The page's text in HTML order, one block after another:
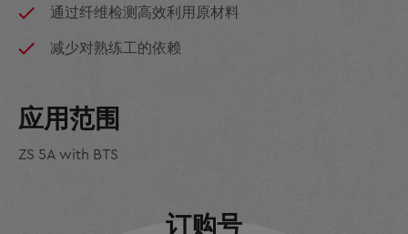
通过纤维检测高效利用原材料
减少对熟练工的依赖
应用范围
ZS 5A with BTS
订购号